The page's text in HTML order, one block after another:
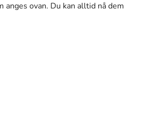
ovan. Du kan alltid nå dem